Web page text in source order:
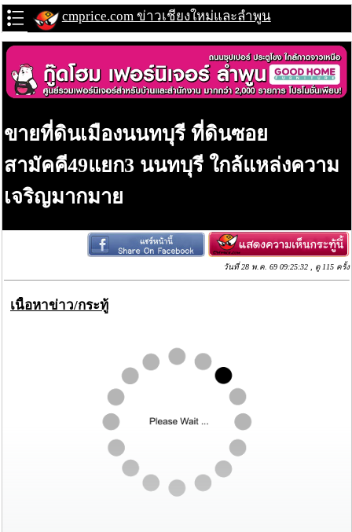
cmprice.com ข่าวเชียงใหม่และลำพูน
ขายที่ดินเมืองนนทบุรี ที่ดินซอย
สามัคคี49แยก3 นนทบุรี ใกล้แหล่งความ
เจริญมากมาย
วันที่ 28 พ.ค. 69 09:25:32 , ดู 115 ครั้ง
เนื้อหาข่าว/กระทู้